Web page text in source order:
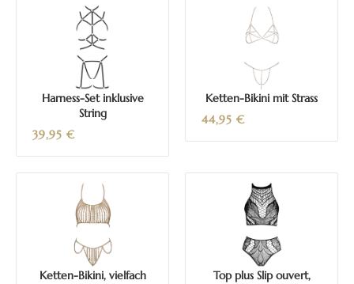
Harness-Set inklusive
String
39,95 €
Ketten-Bikini mit Strass
44,95 €
Ketten-Bikini, vielfach
Top plus Slip ouvert,